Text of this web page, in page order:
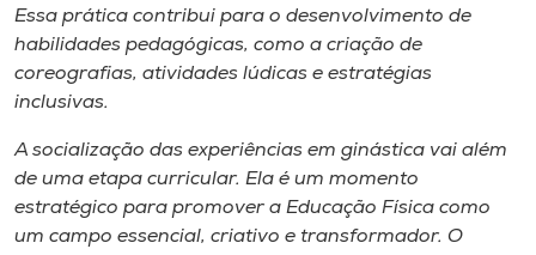
Essa prática contribui para o desenvolvimento de
habilidades pedagógicas, como a criação de
coreografias, atividades lúdicas e estratégias
inclusivas.
A socialização das experiências em ginástica vai além
de uma etapa curricular. Ela é um momento
estratégico para promover a Educação Física como
um campo essencial, criativo e transformador. O